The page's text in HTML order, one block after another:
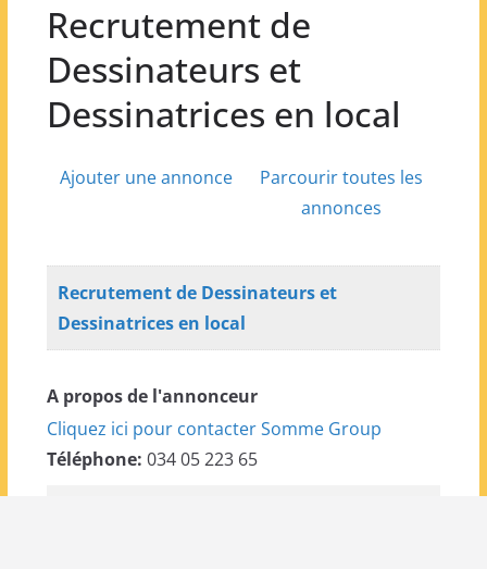
Recrutement de
Dessinateurs et
Dessinatrices en local
Ajouter une annonce
Parcourir toutes les
annonces
Recrutement de Dessinateurs et
Dessinatrices en local
A propos de l'annonceur
Cliquez ici pour contacter Somme Group
Téléphone: 034 05 223 65